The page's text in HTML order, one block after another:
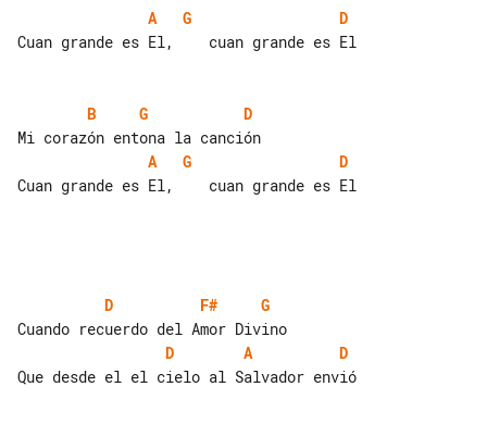
A
G
D
Cuan grande es El,    cuan grande es El
B G
D
A
G
D
Cuan grande es El,    cuan grande es El
D F#
G
D
A
D
Que desde el el cielo al Salvador envió